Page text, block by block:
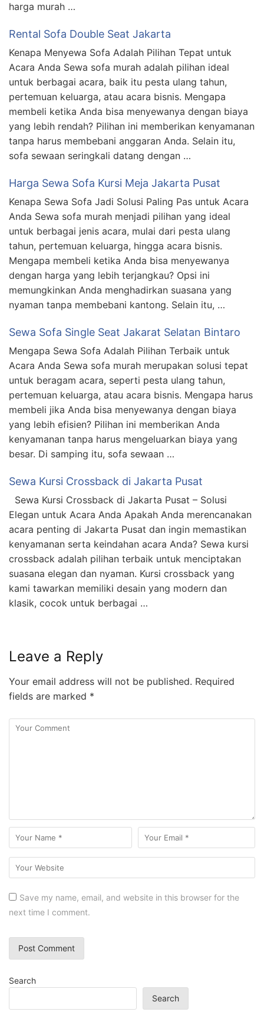
harga murah …
Rental Sofa Double Seat Jakarta
Kenapa Menyewa Sofa Adalah Pilihan Tepat untuk
Acara Anda Sewa sofa murah adalah pilihan ideal
untuk berbagai acara, baik itu pesta ulang tahun,
pertemuan keluarga, atau acara bisnis. Mengapa
membeli ketika Anda bisa menyewanya dengan biaya
yang lebih rendah? Pilihan ini memberikan kenyamanan
tanpa harus membebani anggaran Anda. Selain itu,
sofa sewaan seringkali datang dengan …
Harga Sewa Sofa Kursi Meja Jakarta Pusat
Kenapa Sewa Sofa Jadi Solusi Paling Pas untuk Acara
Anda Sewa sofa murah menjadi pilihan yang ideal
untuk berbagai jenis acara, mulai dari pesta ulang
tahun, pertemuan keluarga, hingga acara bisnis.
Mengapa membeli ketika Anda bisa menyewanya
dengan harga yang lebih terjangkau? Opsi ini
memungkinkan Anda menghadirkan suasana yang
nyaman tanpa membebani kantong. Selain itu, …
Sewa Sofa Single Seat Jakarat Selatan Bintaro
Mengapa Sewa Sofa Adalah Pilihan Terbaik untuk
Acara Anda Sewa sofa murah merupakan solusi tepat
untuk beragam acara, seperti pesta ulang tahun,
pertemuan keluarga, atau acara bisnis. Mengapa harus
membeli jika Anda bisa menyewanya dengan biaya
yang lebih efisien? Pilihan ini memberikan Anda
kenyamanan tanpa harus mengeluarkan biaya yang
besar. Di samping itu, sofa sewaan …
Sewa Kursi Crossback di Jakarta Pusat
Sewa Kursi Crossback di Jakarta Pusat – Solusi
Elegan untuk Acara Anda Apakah Anda merencanakan
acara penting di Jakarta Pusat dan ingin memastikan
kenyamanan serta keindahan acara Anda? Sewa kursi
crossback adalah pilihan terbaik untuk menciptakan
suasana elegan dan nyaman. Kursi crossback yang
kami tawarkan memiliki desain yang modern dan
klasik, cocok untuk berbagai …
Leave a Reply
Your email address will not be published. Required
fields are marked *
Save my name, email, and website in this browser for the
next time I comment.
Search
Search